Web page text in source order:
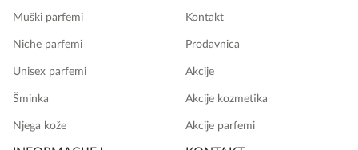
Muški parfemi
Niche parfemi
Unisex parfemi
Šminka
Njega kože
Kontakt
Prodavnica
Akcije
Akcije kozmetika
Akcije parfemi